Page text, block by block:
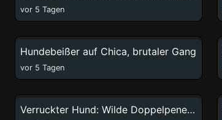
vor 5 Tagen
Hundebeißer auf Chica, brutaler Gang
vor 5 Tagen
Verruckter Hund: Wilde Doppelpenetration